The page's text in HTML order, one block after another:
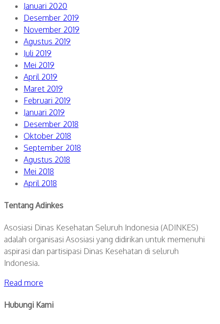
Januari 2020
Desember 2019
November 2019
Agustus 2019
Juli 2019
Mei 2019
April 2019
Maret 2019
Februari 2019
Januari 2019
Desember 2018
Oktober 2018
September 2018
Agustus 2018
Mei 2018
April 2018
Tentang Adinkes
Asosiasi Dinas Kesehatan Seluruh Indonesia (ADINKES)
adalah organisasi Asosiasi yang didirikan untuk memenuhi
aspirasi dan partisipasi Dinas Kesehatan di seluruh
Indonesia.
Read more
Hubungi Kami